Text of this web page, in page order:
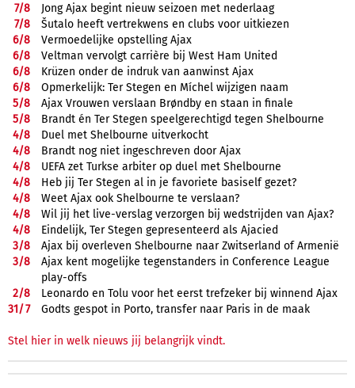
7/8
Jong Ajax begint nieuw seizoen met nederlaag
7/8
Šutalo heeft vertrekwens en clubs voor uitkiezen
6/8
Vermoedelijke opstelling Ajax
6/8
Veltman vervolgt carrière bij West Ham United
6/8
Krüzen onder de indruk van aanwinst Ajax
6/8
Opmerkelijk: Ter Stegen en Míchel wijzigen naam
5/8
Ajax Vrouwen verslaan Brøndby en staan in finale
5/8
Brandt én Ter Stegen speelgerechtigd tegen Shelbourne
4/8
Duel met Shelbourne uitverkocht
4/8
Brandt nog niet ingeschreven door Ajax
4/8
UEFA zet Turkse arbiter op duel met Shelbourne
4/8
Heb jij Ter Stegen al in je favoriete basiself gezet?
4/8
Weet Ajax ook Shelbourne te verslaan?
4/8
Wil jij het live-verslag verzorgen bij wedstrijden van Ajax?
4/8
Eindelijk, Ter Stegen gepresenteerd als Ajacied
3/8
Ajax bij overleven Shelbourne naar Zwitserland of Armenië
3/8
Ajax kent mogelijke tegenstanders in Conference League
play-offs
2/8
Leonardo en Tolu voor het eerst trefzeker bij winnend Ajax
31/7 Godts gespot in Porto, transfer naar Paris in de maak
Stel hier in welk nieuws jij belangrijk vindt.